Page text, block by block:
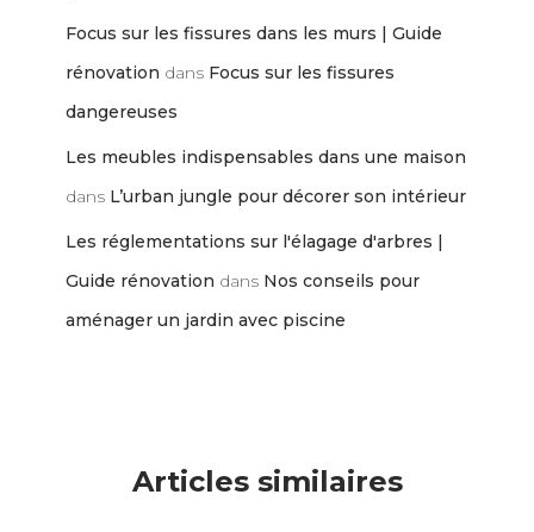
Focus sur les fissures dans les murs | Guide
rénovation dans Focus sur les fissures
dangereuses
Les meubles indispensables dans une maison
dans L’urban jungle pour décorer son intérieur
Les réglementations sur l'élagage d'arbres |
Guide rénovation dans Nos conseils pour
aménager un jardin avec piscine
Articles similaires